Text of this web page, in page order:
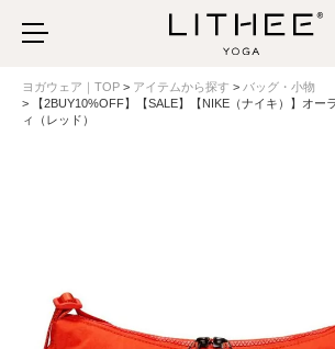
ヨガウェア｜TOP アイテムから探す
バッグ・小物
【2BUY10%OFF】【SALE】【NIKE（ナイキ）】オー
ィ（レッド）